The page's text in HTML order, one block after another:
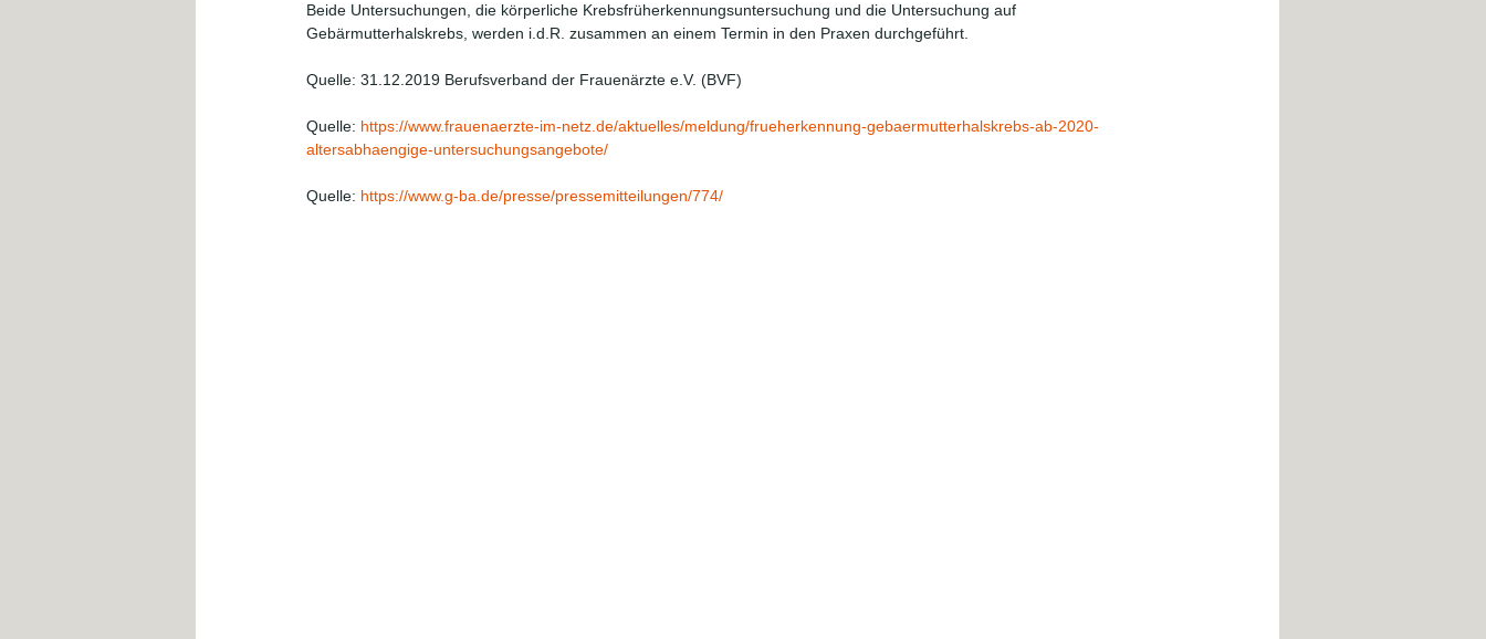
Beide Untersuchungen, die körperliche Krebsfrüherkennungsuntersuchung und die Untersuchung auf
Gebärmutterhalskrebs, werden i.d.R. zusammen an einem Termin in den Praxen durchgeführt.
Quelle: 31.12.2019 Berufsverband der Frauenärzte e.V. (BVF)
Quelle: https://www.frauenaerzte-im-netz.de/aktuelles/meldung/frueherkennung-gebaermutterhalskrebs-ab-2020-
altersabhaengige-untersuchungsangebote/
Quelle: https://www.g-ba.de/presse/pressemitteilungen/774/